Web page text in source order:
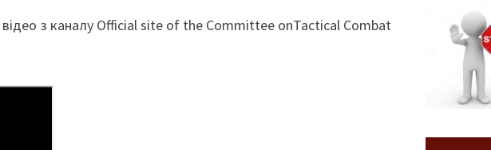
з каналу Official site of the Committee onTactical Combat